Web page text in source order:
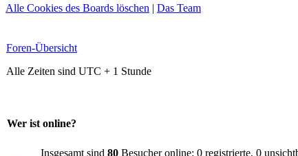
Alle Cookies des Boards löschen | Das Team
Foren-Übersicht
Alle Zeiten sind UTC + 1 Stunde
Wer ist online?
Insgesamt sind 80 Besucher online: 0 registrierte, 0